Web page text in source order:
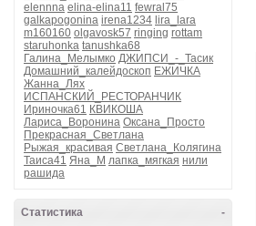
elennna elina-elina11 fewral75
galkapogonina irena1234 lira_lara
m160160 olgavosk57 ringing rottam
staruhonka tanushka68
Галина_Мелымко ДЖИПСИ_-_Тасик
Домашний_калейдоскоп ЕЖИЧКА
Жанна_Лях
ИСПАНСКИЙ_РЕСТОРАНЧИК
Ириночка61 КВИКОША
Лариса_Воронина Оксана_Просто
Прекрасная_Светлана
Рыжая_красивая Светлана_Колягина
Таиса41 Яна_М лапка_мягкая нили
рашида
-
Статистика